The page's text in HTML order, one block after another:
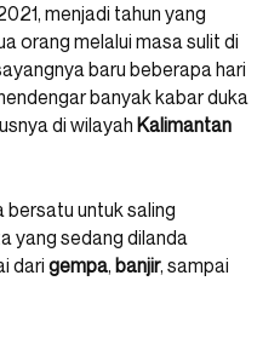
menjadi tahun yang
orang melalui masa sulit di
baru beberapa hari
banyak kabar duka
di wilayah Kalimantan
bersatu untuk saling
yang sedang dilanda
dari gempa, banjir, sampai